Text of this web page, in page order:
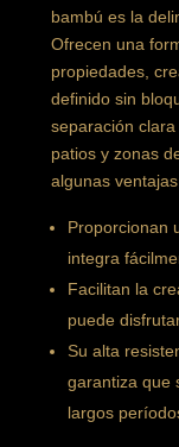
bambú es la
Ofrecen una
propiedades,
definido sin
separación
patios y zonas
algunas
Proporcionan
integra
Facilitan la
puede
Su alta
garantiza que
largos